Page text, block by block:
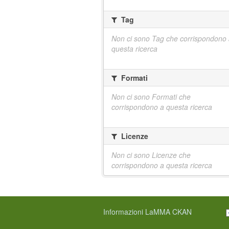
Tag
Non ci sono Tag che corrispondono
questa ricerca
Formati
Non ci sono Formati che
corrispondono a questa ricerca
Licenze
Non ci sono Licenze che
corrispondono a questa ricerca
Informazioni LaMMA CKAN